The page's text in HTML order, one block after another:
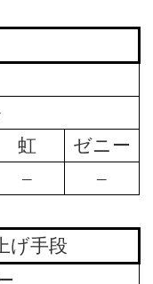
虹
ゼニー
– –
げ手段